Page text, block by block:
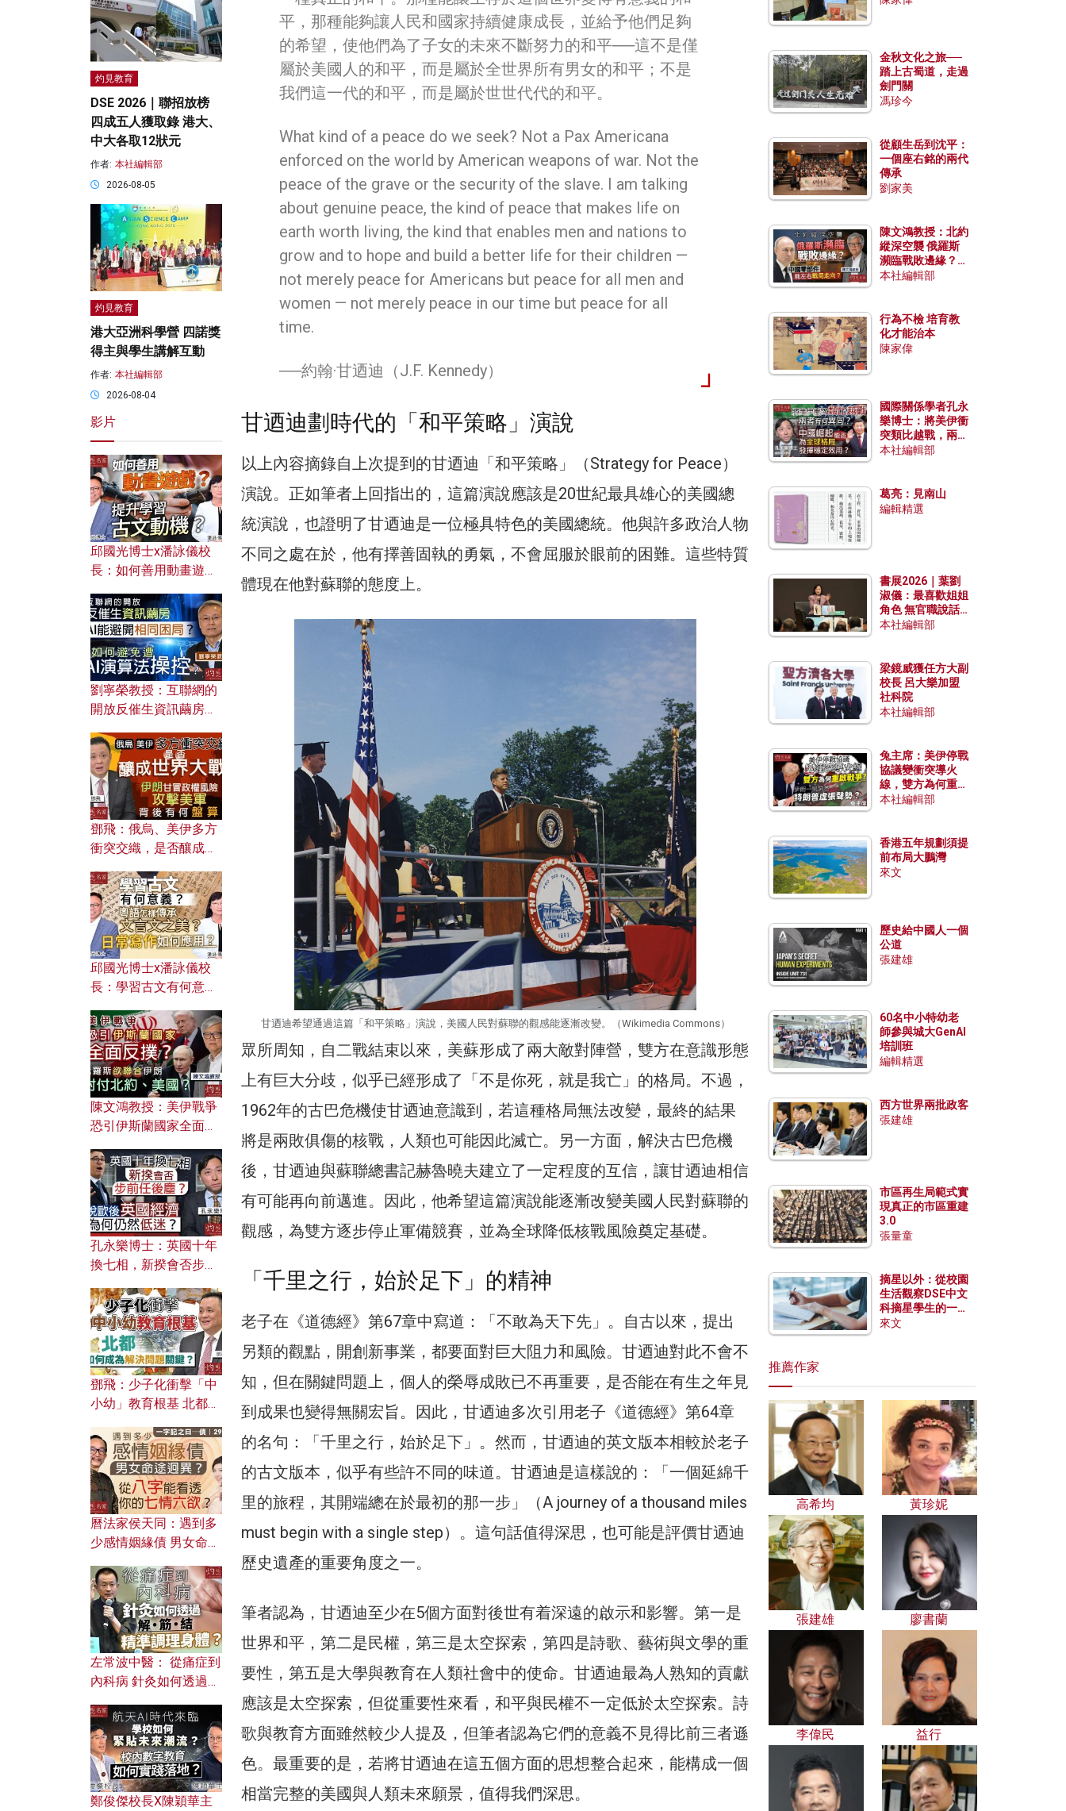
平，那種能夠讓人民和國家持續健康成長，並給予他們足夠
的希望，使他們為了子女的未來不斷努力的和平──這不是僅
屬於美國人的和平，而是屬於全世界所有男女的和平；不是
我們這一代的和平，而是屬於世世代代的和平。
What kind of a peace do we seek? Not a Pax Americana
enforced on the world by American weapons of war. Not the
peace of the grave or the security of the slave. I am talking
about genuine peace, the kind of peace that makes life on
earth worth living, the kind that enables men and nations to
grow and to hope and build a better life for their children —
not merely peace for Americans but peace for all men and
women — not merely peace in our time but peace for all
time.
──約翰·甘迺迪（J.F. Kennedy）
甘迺迪劃時代的「和平策略」演說
以上內容摘錄自上次提到的甘迺迪「和平策略」（Strategy for Peace）
演說。正如筆者上回指出的，這篇演說應該是20世紀最具雄心的美國總
統演說，也證明了甘迺迪是一位極具特色的美國總統。他與許多政治人物
不同之處在於，他有擇善固執的勇氣，不會屈服於眼前的困難。這些特質
體現在他對蘇聯的態度上。
甘迺迪希望通過這篇「和平策略」演說，美國人民對蘇聯的觀感能逐漸改變。（Wikimedia Commons）
眾所周知，自二戰結束以來，美蘇形成了兩大敵對陣營，雙方在意識形態
上有巨大分歧，似乎已經形成了「不是你死，就是我亡」的格局。不過，
1962年的古巴危機使甘迺迪意識到，若這種格局無法改變，最終的結果
將是兩敗俱傷的核戰，人類也可能因此滅亡。另一方面，解決古巴危機
後，甘迺迪與蘇聯總書記赫魯曉夫建立了一定程度的互信，讓甘迺迪相信
有可能再向前邁進。因此，他希望這篇演說能逐漸改變美國人民對蘇聯的
觀感，為雙方逐步停止軍備競賽，並為全球降低核戰風險奠定基礎。
「千里之行，始於足下」的精神
老子在《道德經》第67章中寫道：「不敢為天下先」。自古以來，提出
另類的觀點，開創新事業，都要面對巨大阻力和風險。甘迺迪對此不會不
知，但在關鍵問題上，個人的榮辱成敗已不再重要，是否能在有生之年見
到成果也變得無關宏旨。因此，甘迺迪多次引用老子《道德經》第64章
的名句：「千里之行，始於足下」。然而，甘迺迪的英文版本相較於老子
的古文版本，似乎有些許不同的味道。甘迺迪是這樣說的：「一個延綿千
里的旅程，其開端總在於最初的那一步」（A journey of a thousand miles
must begin with a single step）。這句話值得深思，也可能是評價甘迺迪
歷史遺產的重要角度之一。
筆者認為，甘迺迪至少在5個方面對後世有着深遠的啟示和影響。第一是
世界和平，第二是民權，第三是太空探索，第四是詩歌、藝術與文學的重
要性，第五是大學與教育在人類社會中的使命。甘迺迪最為人熟知的貢獻
應該是太空探索，但從重要性來看，和平與民權不一定低於太空探索。詩
歌與教育方面雖然較少人提及，但筆者認為它們的意義不見得比前三者遜
色。最重要的是，若將甘迺迪在這五個方面的思想整合起來，能構成一個
相當完整的美國與人類未來願景，值得我們深思。
灼見教育
DSE 2026｜聯招放榜
四成五人獲取錄 港大、
中大各取12狀元
作者: 本社編輯部
2026-08-05
灼見教育
港大亞洲科學營 四諾獎
得主與學生講解互動
作者: 本社編輯部
2026-08-04
影片
邱國光博士x潘詠儀校
長：如何善用動畫遊戲
劉寧榮教授：互聯網的
開放反催生資訊繭房，
何避免遭AI演算法操
控？
鄧飛：俄烏、美伊多方
衝突交織，是否釀成世
風險攻擊美軍，背後有
何盤算？
邱國光博士x潘詠儀校
長：學習古文有何意
文之美？ 日常寫作如何
應用？
陳文鴻教授：美伊戰爭
恐引伊斯蘭國家全面反
對付北約美國？
孔永樂博士：英國十年
換七相，新揆會否步前
濟為何仍然低迷？
鄧飛：少子化衝擊「中
小幼」教育根基 北都如
曆法家侯天同：遇到多
少感情姻緣債 男女命途
的七情六欲？
左常波中醫： 從痛症到
內科病 針灸如何透過解
鄭俊傑校長X陳穎華主
金秋文化之旅──
踏上古蜀道，走過
劍門關
馮珍今
從顧生岳到沈平：
一個座右銘的兩代
傳承
劉家美
陳文鴻教授：北約
縱深空襲 俄羅斯
瀕臨戰敗邊緣？中
國零部件能左右戰
本社編輯部
行為不檢 培育教
化才能治本
陳家偉
國際關係學者孔永
樂博士：將美伊衝
突類比越戰，兩者
有何異同？中國崛
本社編輯部
葛亮：見南山
編輯精選
書展2026｜葉劉
淑儀：最喜歡姐姐
角色 無官職說話
包袱少
本社編輯部
梁鏡威獲任方大副
校長 呂大樂加盟
社科院
本社編輯部
兔主席：美伊停戰
協議變衝突導火
線，雙方為何重啟
戰爭？伊朗一早洞
本社編輯部
香港五年規劃須提
前布局大鵬灣
來文
歷史給中國人一個
公道
張建雄
60名中小特幼老
師參與城大GenAI
培訓班
編輯精選
西方世界兩批政客
張建雄
市區再生局範式實
現真正的市區重建
3.0
張量童
摘星以外：從校園
生活觀察DSE中文
科摘星學生的一點
特質
來文
推薦作家
高希均 黃珍妮
張建雄 廖書蘭
李偉民 益行